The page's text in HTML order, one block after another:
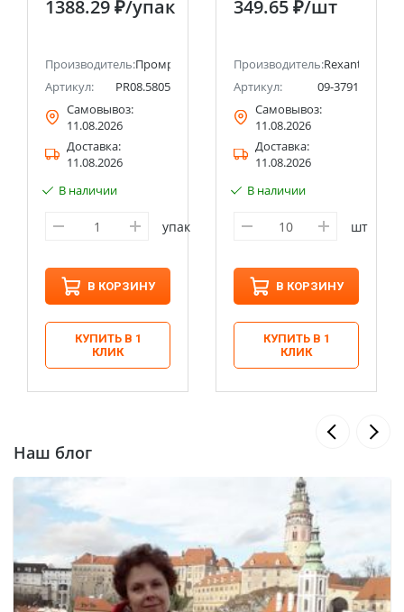
1388.29 ₽/упак
Производитель:Промрукав
Артикул:
PR08.5805
Самовывоз:
11.08.2026
Доставка:
11.08.2026
В наличии
упак
В КОРЗИНУ
КУПИТЬ В 1
КЛИК
349.65 ₽/шт
Производитель:Rexant
Артикул:
09-3791
Самовывоз:
11.08.2026
Доставка:
11.08.2026
В наличии
шт
В КОРЗИНУ
КУПИТЬ В 1
КЛИК
Наш блог